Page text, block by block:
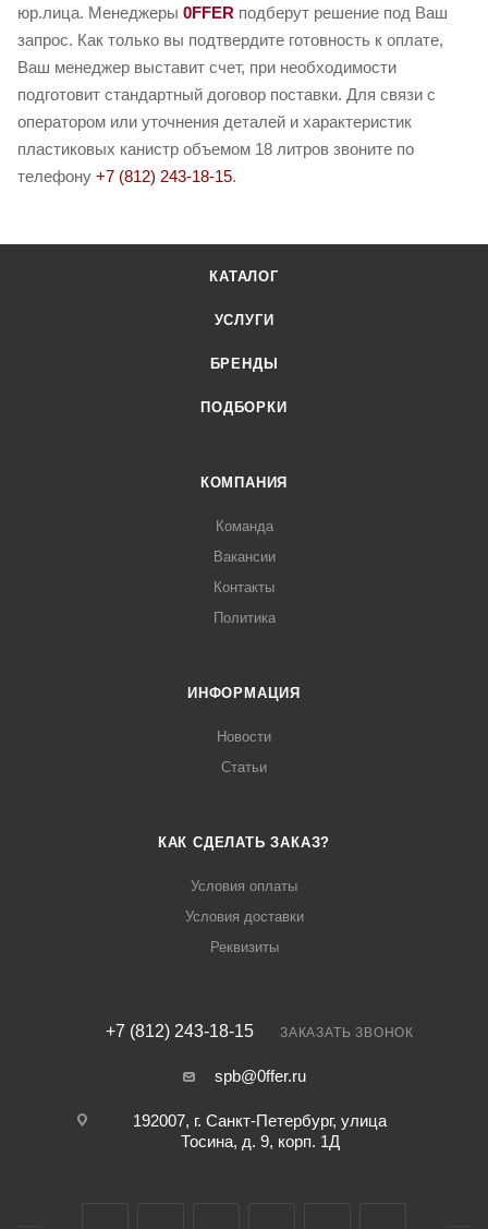
юр.лица. Менеджеры 0FFER подберут решение под Ваш
запрос. Как только вы подтвердите готовность к оплате,
Ваш менеджер выставит счет, при необходимости
подготовит стандартный договор поставки. Для связи с
оператором или уточнения деталей и характеристик
пластиковых канистр объемом 18 литров звоните по
телефону +7 (812) 243-18-15.
КАТАЛОГ
УСЛУГИ
БРЕНДЫ
ПОДБОРКИ
КОМПАНИЯ
Команда
Вакансии
Контакты
Политика
ИНФОРМАЦИЯ
Новости
Статьи
КАК СДЕЛАТЬ ЗАКАЗ?
Условия оплаты
Условия доставки
Реквизиты
+7 (812) 243-18-15 ЗАКАЗАТЬ ЗВОНОК
spb@0ffer.ru
192007, г. Санкт-Петербург, улица
Тосина, д. 9, корп. 1Д